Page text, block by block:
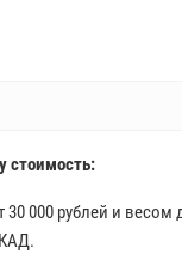
стоимость:
30 000 рублей и весом